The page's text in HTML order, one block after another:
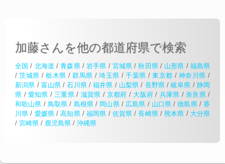
加藤さんを他の都道府県で検索
全国 / 北海道 /青森県/ 岩手県 / 宮城県 /秋田県/ 山形県 / 福島県
/茨城県 /栃木県 /群馬県 /埼玉県 /千葉県 /東京都 /神奈川県 /
新潟県 / 富山県 /石川県/福井県 / 山梨県 / 長野県/岐阜県 / 静岡
県 / 愛知県 /三重県 / 滋賀県 / 京都府 / 大阪府 / 兵庫県 / 奈良県/
和歌山県 / 鳥取県 / 島根県/ 岡山県/ 広島県 / 山口県 /徳島県/香
川県 / 愛媛県/高知県/ 福岡県 / 佐賀県 /長崎県/熊本県 / 大分県
/ 宮崎県 / 鹿児島県 / 沖縄県